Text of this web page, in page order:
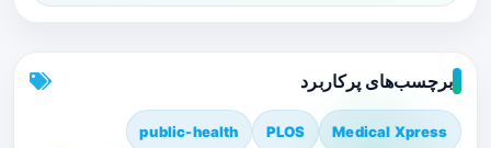
برچسب‌های پرکاربرد
Medical Xpress
PLOS
public-health